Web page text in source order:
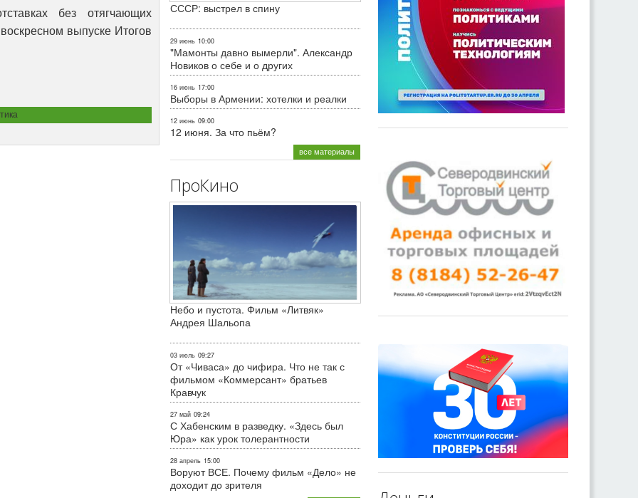
без отягчающих
выпуске Итогов
СССР: выстрел в спину
29 июнь 10:00
"Мамонты давно вымерли". Александр
Новиков о себе и о других
16 июнь 17:00
Выборы в Армении: хотелки и реалки
12 июнь 09:00
12 июня. За что пьём?
все материалы
ПроКино
Небо и пустота. Фильм «Литвяк»
Андрея Шальопа
03 июль 09:27
От «Чиваса» до чифира. Что не так с
фильмом «Коммерсант» братьев
Кравчук
27 май 09:24
С Хабенским в разведку. «Здесь был
Юра» как урок толерантности
28 апрель 15:00
Воруют ВСЕ. Почему фильм «Дело» не
доходит до зрителя